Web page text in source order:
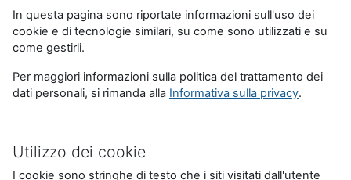
In questa pagina sono riportate informazioni sull'uso dei
cookie e di tecnologie similari, su come sono utilizzati e su
come gestirli.
Per maggiori informazioni sulla politica del trattamento dei
dati personali, si rimanda alla Informativa sulla privacy.
Utilizzo dei cookie
I cookie sono stringhe di testo che i siti visitati dall'utente